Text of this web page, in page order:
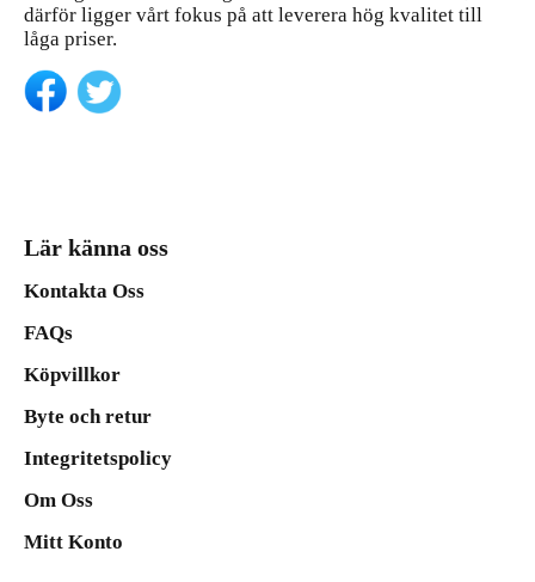
därför ligger vårt fokus på att leverera hög kvalitet till
låga priser.
Lär känna oss
Kontakta Oss
FAQs
Köpvillkor
Byte och retur
Integritetspolicy
Om Oss
Mitt Konto